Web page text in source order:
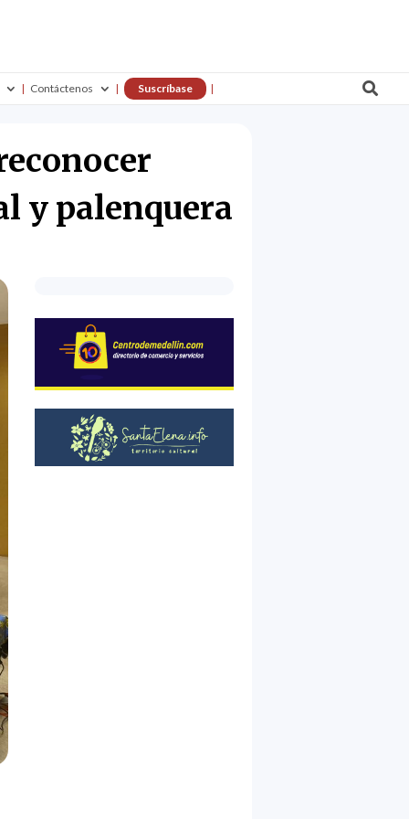
Contáctenos Suscríbase 
y palenquera